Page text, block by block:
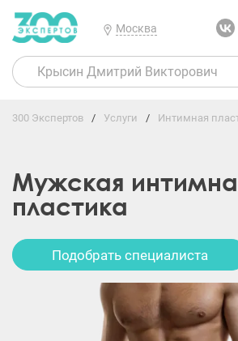
Москва
300 Экспертов Услуги Интимная
Мужская
пластика
Подобрать специалиста